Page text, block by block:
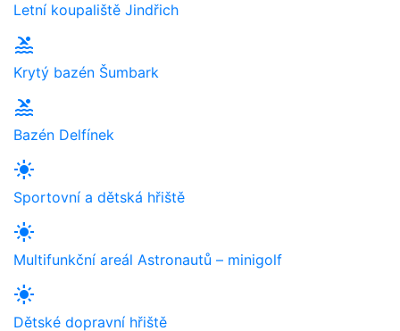
Letní koupaliště Jindřich
pool
Krytý bazén Šumbark
pool
Bazén Delfínek
light_mode
Sportovní a dětská hřiště
light_mode
Multifunkční areál Astronautů – minigolf
light_mode
Dětské dopravní hřiště